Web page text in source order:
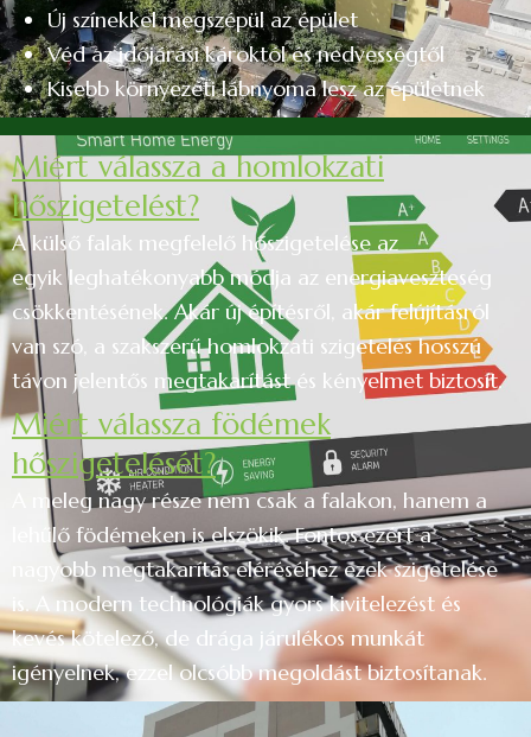
Új színekkel megszépül az épület
Véd az időjárási károktól és nedvességtől
Kisebb környezeti lábnyoma lesz az épületnek
Miért válassza a homlokzati
hőszigetelést?
A külső falak megfelelő hőszigetelése az
egyik leghatékonyabb módja az energiaveszteség
csökkentésének. Akár új építésről, akár felújításról
van szó, a szakszerű homlokzati szigetelés hosszú
távon jelentős megtakarítást és kényelmet biztosít.
Miért válassza födémek
hőszigetelését?
A meleg nagy része nem csak a falakon, hanem a
lehűlő födémeken is elszökik. Fontos ezért a
nagyobb megtakarítás eléréséhez ezek szigetelése
is. A modern technológiák gyors kivitelezést és
kevés kötelező, de drága járulékos munkát
igényelnek, ezzel olcsóbb megoldást biztosítanak.